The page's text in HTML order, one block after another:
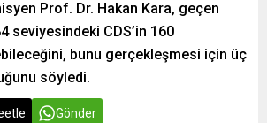
Prof. Dr. Hakan Kara, geçen
seviyesindeki CDS’in 160
bunu gerçekleşmesi için üç
söyledi.
Gönder